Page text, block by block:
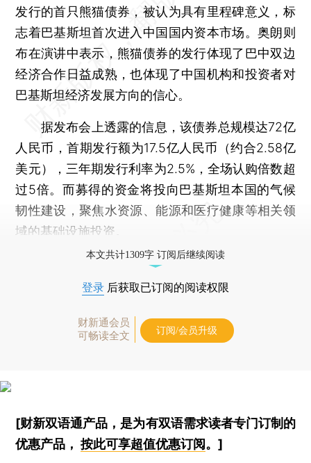
发行的首只熊猫债券，被认为具有里程碑意义，标
志着巴基斯坦首次进入中国国内资本市场。奥朗则
布在演讲中表示，熊猫债券的发行体现了巴中双边
经济合作日益成熟，也体现了中国机构和投资者对
巴基斯坦经济发展方向的信心。
据发布会上透露的信息，该债券总规模达72亿
人民币，首期发行额为17.5亿人民币（约合2.58亿
美元），三年期发行利率为2.5%，全场认购倍数超
过5倍。而募得的资金将投向巴基斯坦本国的气候
韧性建设，聚焦水资源、能源和医疗健康等相关领
域的基础设施投资。
本文共计1309字 订阅后继续阅读
登录 后获取已订阅的阅读权限
财新通会员
可畅读全文
订阅/会员升级
[财新双语通产品，是为有双语需求读者专门订制的
优惠产品，按此可享超值优惠订阅 。]